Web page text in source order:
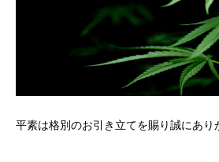
平素は格別のお引き立てを賜り誠にあり